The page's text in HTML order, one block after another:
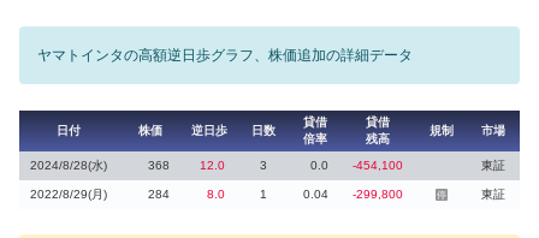
ヤマトインタの高額逆日歩グラフ、株価追加の詳細データ
日付 株価 逆日歩 日数
貸借
倍率
貸借
残高
規制 市場
2024/8/28(水) 368 12.0 3 0.0 -454,100 東証
2022/8/29(月) 284 8.0 1 0.04 -299,800 停 東証